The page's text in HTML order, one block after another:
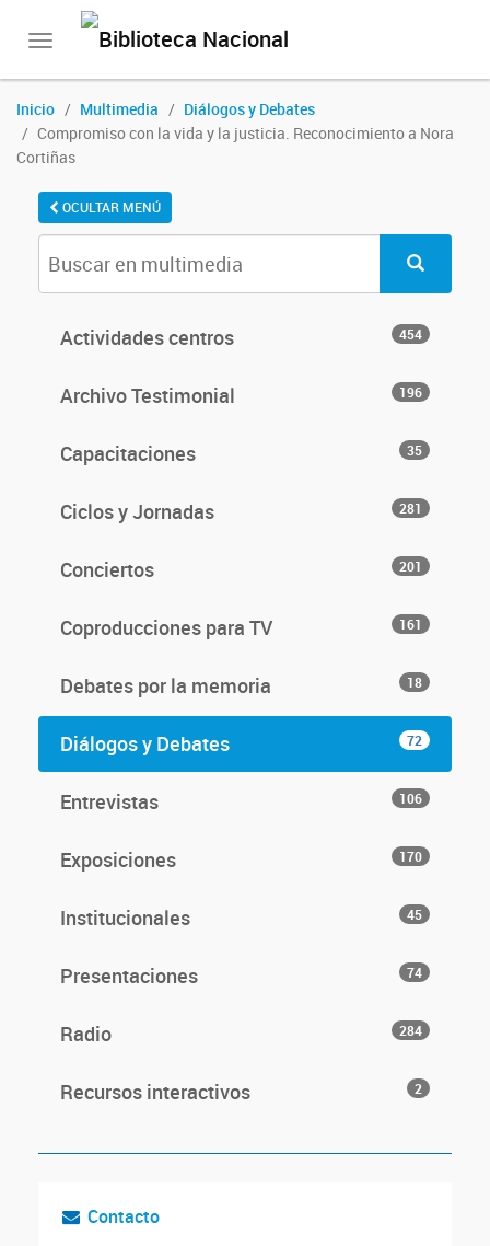
Toggle
Inicio Multimedia
Diálogos y Debates
Compromiso con la vida y la justicia. Reconocimiento a Nora
Cortiñas
OCULTAR MENÚ
Actividades centros 454
Archivo Testimonial 196
Capacitaciones 35
Ciclos y Jornadas 281
Conciertos 201
Coproducciones para TV 161
Debates por la memoria 18
Diálogos y Debates 72
Entrevistas 106
Exposiciones 170
Institucionales 45
Presentaciones 74
Radio 284
Recursos interactivos 2
Contacto